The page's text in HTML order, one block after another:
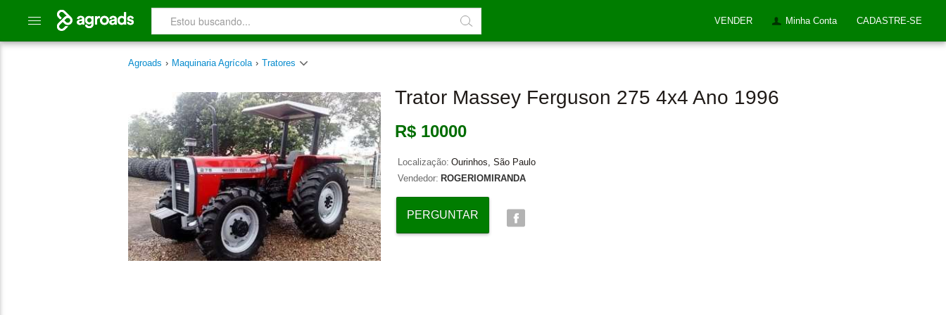
VENDER Minha Conta CADASTRE-SE
Agroads › Maquinaria Agrícola › Tratores
Trator Massey Ferguson 275 4x4 Ano 1996
R$ 10000
Localização: Ourinhos, São Paulo
Vendedor: ROGERIOMIRANDA
PERGUNTAR